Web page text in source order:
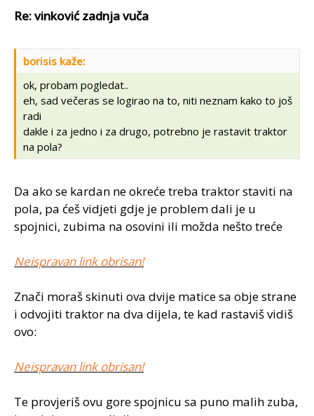
Re: vinković zadnja vuča
borisis kaže:
ok, probam pogledat..
eh, sad večeras se logirao na to, niti neznam kako to još
radi
dakle i za jedno i za drugo, potrebno je rastavit traktor
na pola?
Da ako se kardan ne okreće treba traktor staviti na
pola, pa ćeš vidjeti gdje je problem dali je u
spojnici, zubima na osovini ili možda nešto treće
Neispravan link obrisan!
Znači moraš skinuti ova dvije matice sa obje strane
i odvojiti traktor na dva dijela, te kad rastaviš vidiš
ovo:
Neispravan link obrisan!
Te provjeriš ovu gore spojnicu sa puno malih zuba,